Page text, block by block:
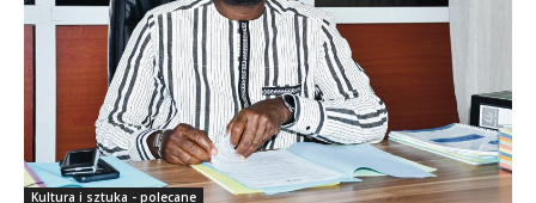
Kultura i sztuka - polecane